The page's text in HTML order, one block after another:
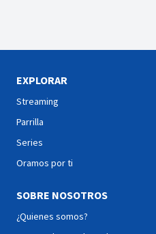
EXPLORAR
Streaming
Parrilla
Series
Oramos por ti
SOBRE NOSOTROS
¿Quienes somos?